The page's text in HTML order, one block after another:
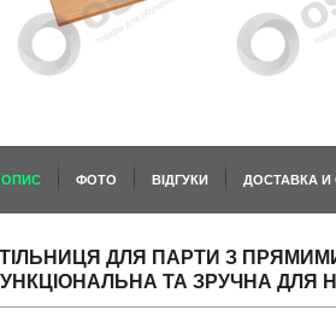
ОПИС ФОТО ВІДГУКИ ДОСТАВКА И
ДЛЯ ПАРТИ З
ТА ЗРУЧНА ДЛЯ